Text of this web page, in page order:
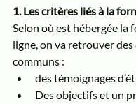
1. Les critères liés à la
Selon où est hébergée la
ligne, on va retrouver
communs :
des témoignages
Des objectifs et un